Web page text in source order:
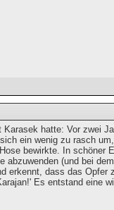
hatte: Vor zwei
ein wenig zu rasch
bewirkte. In schöner
abzuwenden (und bei
erkennt, dass das Opfer
Es entstand eine